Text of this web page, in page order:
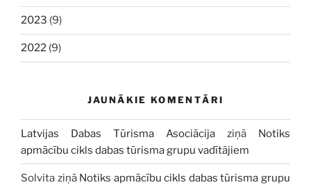
2023 (9)
2022 (9)
JAUNĀKIE KOMENTĀRI
Latvijas Dabas Tūrisma Asociācija ziņā Notiks
apmācību cikls dabas tūrisma grupu vadītājiem
Solvita ziņā Notiks apmācību cikls dabas tūrisma grupu